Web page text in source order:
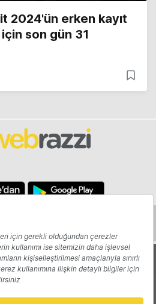
2024'ün erken kayıt
son gün 31
Yazarlar
Reklam